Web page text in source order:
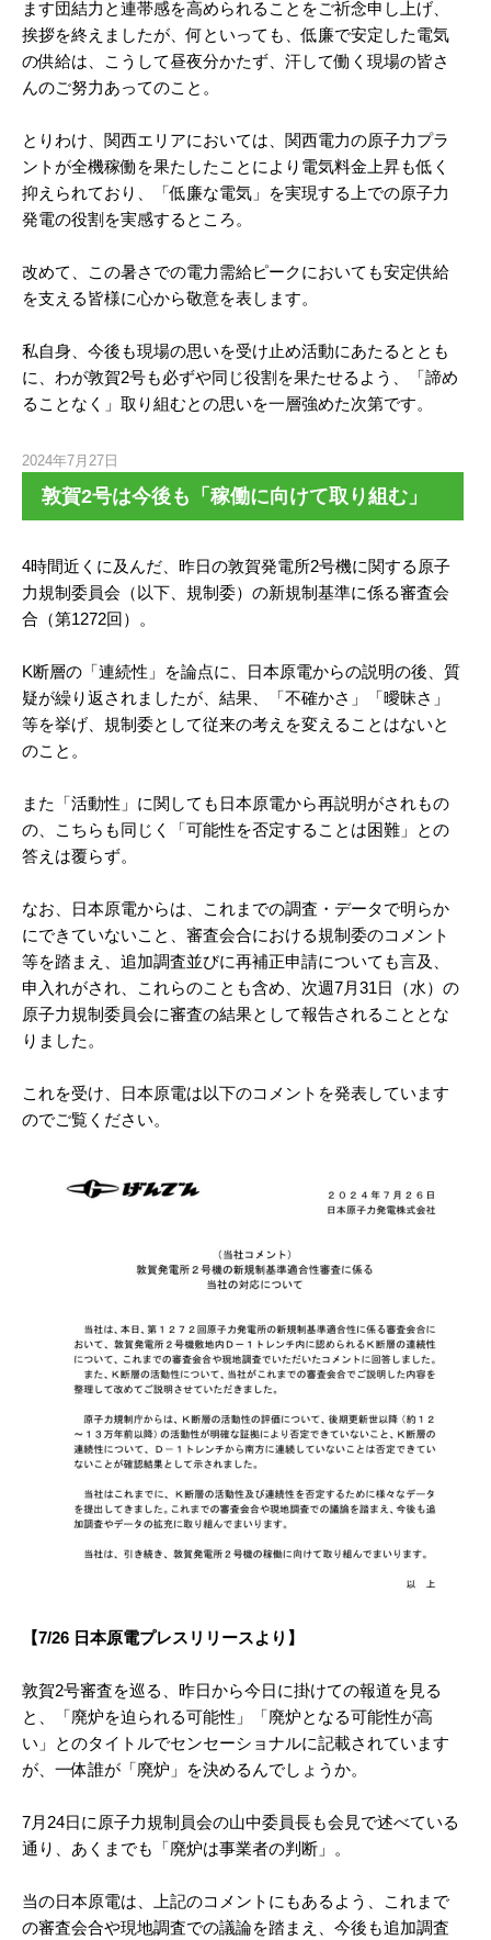
ます団結力と連帯感を高められることをご祈念申し上げ、
挨拶を終えましたが、何といっても、低廉で安定した電気
の供給は、こうして昼夜分かたず、汗して働く現場の皆さ
んのご努力あってのこと。
とりわけ、関西エリアにおいては、関西電力の原子力プラ
ントが全機稼働を果たしたことにより電気料金上昇も低く
抑えられており、「低廉な電気」を実現する上での原子力
発電の役割を実感するところ。
改めて、この暑さでの電力需給ピークにおいても安定供給
を支える皆様に心から敬意を表します。
私自身、今後も現場の思いを受け止め活動にあたるととも
に、わが敦賀2号も必ずや同じ役割を果たせるよう、「諦め
ることなく」取り組むとの思いを一層強めた次第です。
2024年7月27日
敦賀2号は今後も「稼働に向けて取り組む」
4時間近くに及んだ、昨日の敦賀発電所2号機に関する原子
力規制委員会（以下、規制委）の新規制基準に係る審査会
合（第1272回）。
K断層の「連続性」を論点に、日本原電からの説明の後、質
疑が繰り返されましたが、結果、「不確かさ」「曖昧さ」
等を挙げ、規制委として従来の考えを変えることはないと
のこと。
また「活動性」に関しても日本原電から再説明がされもの
の、こちらも同じく「可能性を否定することは困難」との
答えは覆らず。
なお、日本原電からは、これまでの調査・データで明らか
にできていないこと、審査会合における規制委のコメント
等を踏まえ、追加調査並びに再補正申請についても言及、
申入れがされ、これらのことも含め、次週7月31日（水）の
原子力規制委員会に審査の結果として報告されることとな
りました。
これを受け、日本原電は以下のコメントを発表しています
のでご覧ください。
【7/26 日本原電プレスリリースより】
敦賀2号審査を巡る、昨日から今日に掛けての報道を見る
と、「廃炉を迫られる可能性」「廃炉となる可能性が高
い」とのタイトルでセンセーショナルに記載されています
が、一体誰が「廃炉」を決めるんでしょうか。
7月24日に原子力規制員会の山中委員長も会見で述べている
通り、あくまでも「廃炉は事業者の判断」。
当の日本原電は、上記のコメントにもあるよう、これまで
の審査会合や現地調査での議論を踏まえ、今後も追加調査